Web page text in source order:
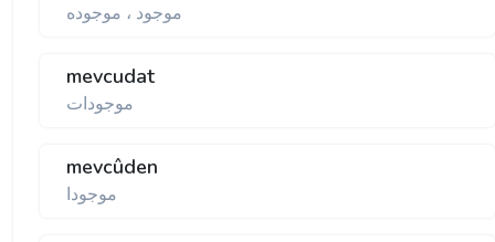
موجود ، موجوده
mevcudat
موجودات
mevcûden
موجودا